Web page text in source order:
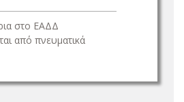
στο ΕΑΔΔ
από πνευματικά